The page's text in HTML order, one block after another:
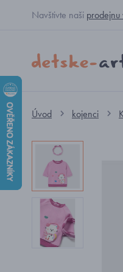
Navštivte naši prodejnu
Úvod kojenci